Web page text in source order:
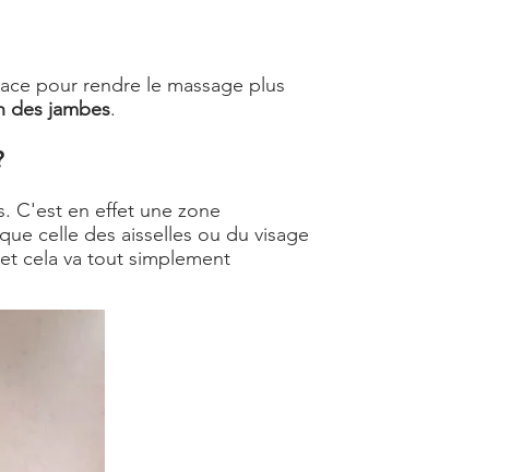
pour rendre le massage plus
des jambes.
C'est en effet une zone
celle des aisselles ou du visage
cela va tout simplement